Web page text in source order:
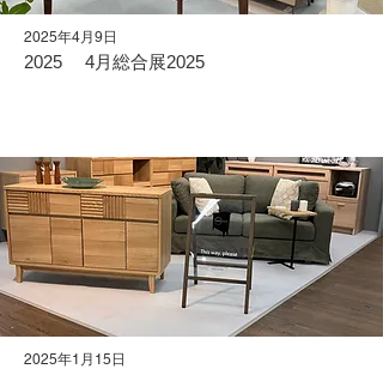
2025年4月9日
2025 4月総合展2025
2025年1月15日